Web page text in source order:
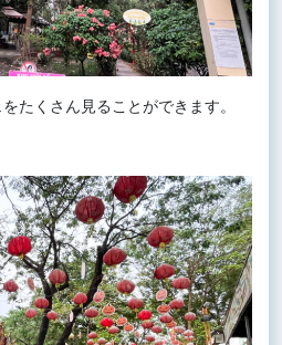
たくさん見ることができます。